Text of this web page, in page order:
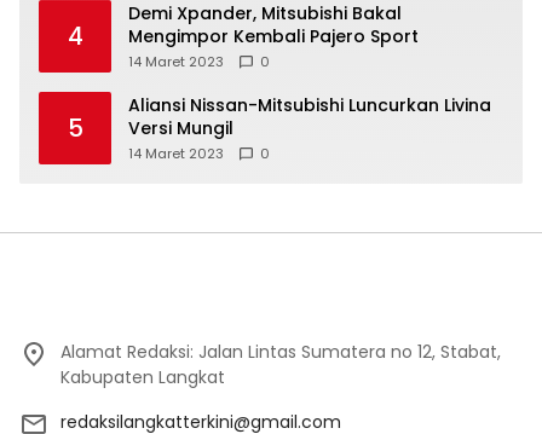
4
Demi Xpander, Mitsubishi Bakal
Mengimpor Kembali Pajero Sport
14 Maret 2023 0
5
Aliansi Nissan-Mitsubishi Luncurkan Livina
Versi Mungil
14 Maret 2023 0
Alamat Redaksi: Jalan Lintas Sumatera no 12, Stabat,
Kabupaten Langkat
redaksilangkatterkini@gmail.com